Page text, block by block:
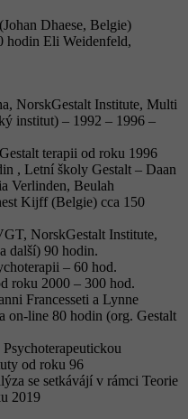
Dhaese, Belgie)
hodin Eli Weidenfeld,
NorskGestalt Institute, Multi
institut) – 1992 – 1996 –
terapii od roku 1996
, Letní školy Gestalt – Daan
Verlinden, Beulah
Kijff (Belgie) cca 150
NorskGestalt Institute,
další) 90 hodin.
– 60 hod.
roku 2000 – 300 hod.
Francesseti a Lynne
on-line 80 hodin (org. Gestalt
od roku 96
se setkávájí v rámci Teorie
2019